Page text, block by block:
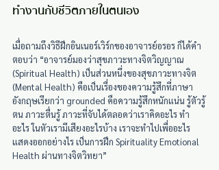
ทำงานกับชีวิตภายในตนเอง
เมื่อถามถึงวิธีฝึกอินเนอร์เวิร์กของอาจารย์อรอร ก็ได้คำ
ตอบว่า “อาจารย์มองว่าสุขภาวะทางจิตวิญญาณ
(Spiritual Health) เป็นส่วนหนึ่งของสุขภาวะทางจิต
(Mental Health) คือเป็นเรื่องของความรู้สึกที่ภาษา
อังกฤษเรียกว่า grounded คือความรู้สึกหนักแน่น รู้ตัวรู้
ตน ภาวะตื่นรู้ ภาวะที่จับได้ตลอดว่าเราคิดอะไร ทำ
อะไร ในหัวเรามีเสียงอะไรบ้าง เราจะทำไปเพื่ออะไร
แสดงออกอย่างไร เป็นการฝึก Spirituality Emotional
Health ผ่านทางจิตวิทยา”